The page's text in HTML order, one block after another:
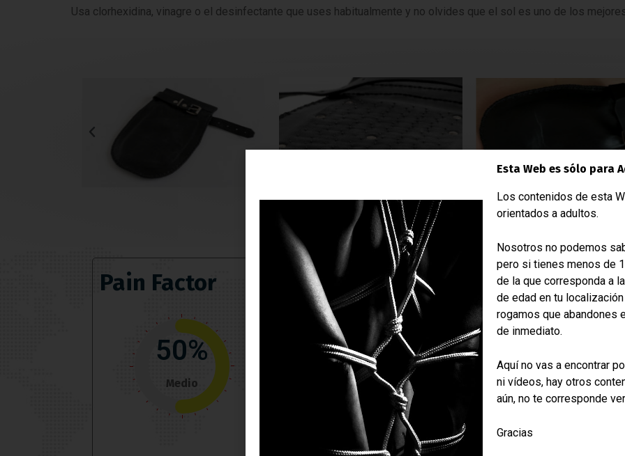
Usa clorhexidina, vinagre o el desinfectante que uses habitualmente y no olvides que el sol es uno de los
Pain Factor
50%
Medio
Materiales
Vaqueta de vacuno
Piel de cabra
Acero inoxidable (pinchos)
Acero/latón (tachas)
Fibra de carbono (mango)
Tronzal 1 mm.
Esta Web es sólo para
Los contenidos de esta
orientados a adultos.
Nosotros no podemos
pero si tienes menos de
de la que corresponda a
de edad en tu
rogamos que abandones
de inmediato.
Aquí no vas a encontrar
ni vídeos, hay otros
aún, no te corresponde
Gracias